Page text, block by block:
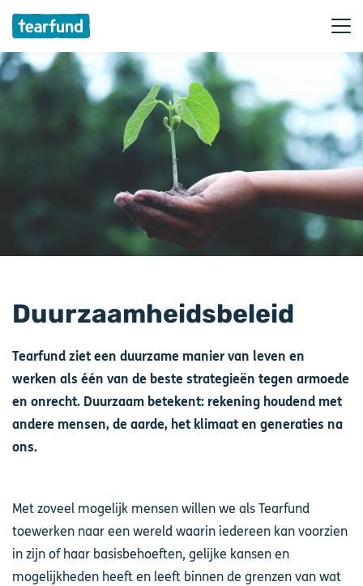
Duurzaamheidsbeleid
Tearfund ziet een duurzame manier van leven en
werken als één van de beste strategieën tegen armoede
en onrecht. Duurzaam betekent: rekening houdend met
andere mensen, de aarde, het klimaat en generaties na
ons.
Met zoveel mogelijk mensen willen we als Tearfund
toewerken naar een wereld waarin iedereen kan voorzien
in zijn of haar basisbehoeften, gelijke kansen en
mogelijkheden heeft en leeft binnen de grenzen van wat